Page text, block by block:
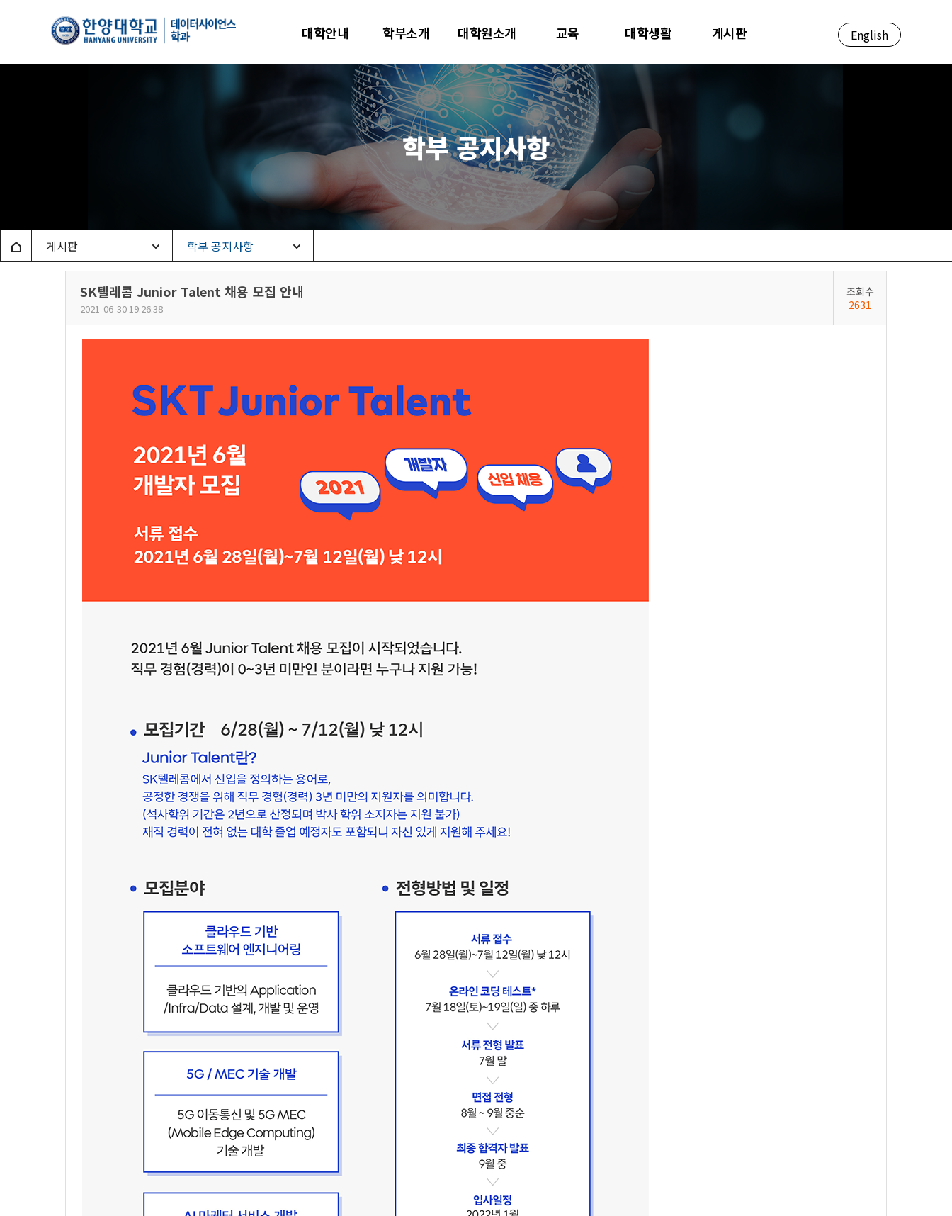
한양대학교
대학안내 학부소개 대학원소개 교육 대학생활 게시판 English
학부 공지사항
Home 게시판 학부 공지사항
SK텔레콤 Junior Talent 채용 모집 안내
2021-06-30 19:26:38
조회수
2631